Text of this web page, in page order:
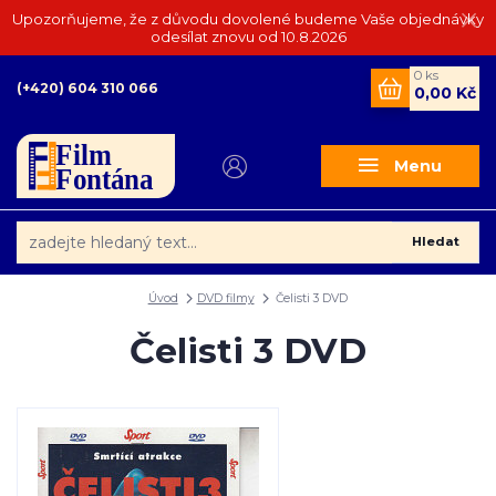
Upozorňujeme, že z důvodu dovolené budeme Vaše objednávky
odesílat znovu od 10.8.2026
Menu
Hledat
(+420) 604 310 066
0 ks
0,00 Kč
Úvod DVD filmy Čelisti 3 DVD
Čelisti 3 DVD